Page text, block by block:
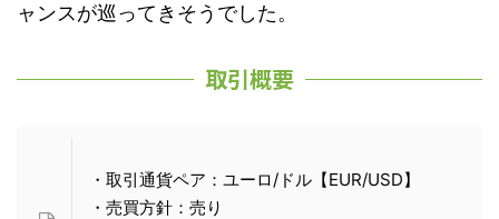
ャンスが巡ってきそうでした。
取引概要
・取引通貨ペア：ユーロ/ドル【EUR/USD】
・売買方針：売り